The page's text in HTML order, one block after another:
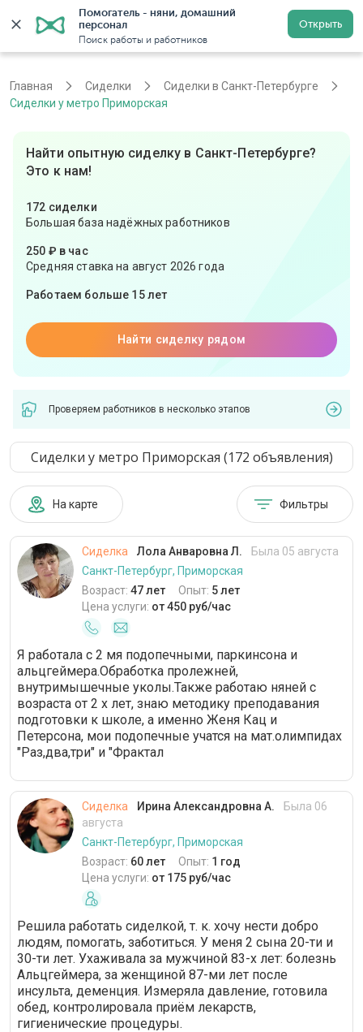
Помогатель - няни, домашний
персонал
Поиск работы и работников
Открыть
Санкт-Петербург Регистрация
Главная Сиделки
Сиделки в Санкт-Петербурге
Сиделки у метро Приморская
Найти опытную сиделку в Санкт-Петербурге?
Это к нам!
172 сиделки
Большая база надёжных работников
250 ₽ в час
Средняя ставка на август 2026 года
Работаем больше 15 лет
Найти сиделку рядом
Проверяем работников в несколько этапов
Сиделки у метро Приморская (172 объявления)
На карте Фильтры
Сиделка Лола Анваровна Л.
Была 05 августа
Санкт-Петербург, Приморская
Возраст: 47 лет Опыт: 5 лет
Цена услуги: от 450 руб/час
Я работала с 2 мя подопечными, паркинсона и
альцгеймера.Обработка пролежней,
внутримышечные уколы.Также работаю няней с
возраста от 2 х лет, знаю методику преподавания
подготовки к школе, а именно Женя Кац и
Петерсона, мои подопечные учатся на мат.олимпидах
"Раз,два,три" и "Фрактал
Сиделка Ирина Александровна А.
Была 06
августа
Санкт-Петербург, Приморская
Возраст: 60 лет Опыт: 1 год
Цена услуги: от 175 руб/час
Решила работать сиделкой, т. к. хочу нести добро
людям, помогать, заботиться. У меня 2 сына 20-ти и
30-ти лет. Ухаживала за мужчиной 83-х лет: болезнь
Альцгеймера, за женщиной 87-ми лет после
инсульта, деменция. Измеряла давление, готовила
обед, контролировала приём лекарств,
гигиенические процедуры.